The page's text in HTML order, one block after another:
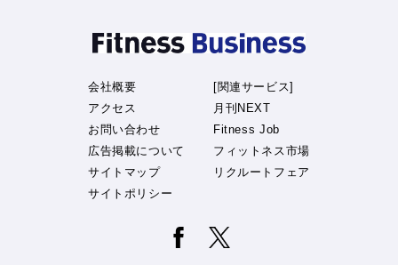
会社概要
アクセス
お問い合わせ
広告掲載について
サイトマップ
サイトポリシー
[関連サービス]
月刊NEXT
Fitness Job
フィットネス市場
リクルートフェア